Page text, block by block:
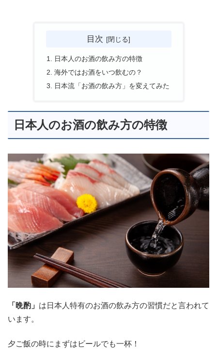
目次
日本人のお酒の飲み方の特徴
海外ではお酒をいつ飲むの？
日本流「お酒の飲み方」を変えてみた
日本人のお酒の飲み方の特徴
「晩酌」 は日本人特有のお酒の飲み方の習慣だと言われて
います。
夕ご飯の時にまずはビールでも一杯！